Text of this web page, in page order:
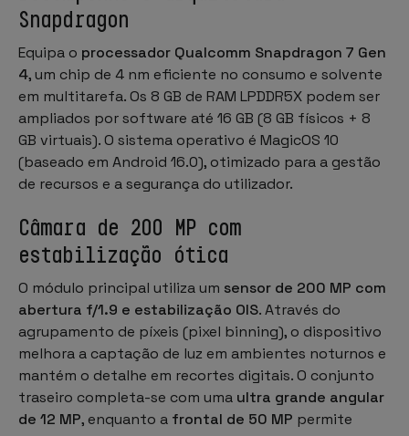
Snapdragon
Equipa o processador Qualcomm Snapdragon 7 Gen
4, um chip de 4 nm eficiente no consumo e solvente
em multitarefa. Os 8 GB de RAM LPDDR5X podem ser
ampliados por software até 16 GB (8 GB físicos + 8
GB virtuais). O sistema operativo é MagicOS 10
(baseado em Android 16.0), otimizado para a gestão
de recursos e a segurança do utilizador.
Câmara de 200 MP com
estabilização ótica
O módulo principal utiliza um sensor de 200 MP com
abertura f/1.9 e estabilização OIS. Através do
agrupamento de píxeis (pixel binning), o dispositivo
melhora a captação de luz em ambientes noturnos e
mantém o detalhe em recortes digitais. O conjunto
traseiro completa-se com uma ultra grande angular
de 12 MP, enquanto a frontal de 50 MP permite